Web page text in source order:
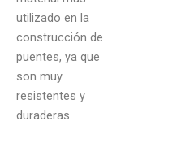
utilizado en la
construcción de
puentes, ya que
son muy
resistentes y
duraderas.